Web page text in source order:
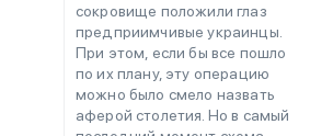
сокровище положили глаз
предприимчивые украинцы.
При этом, если бы все пошло
по их плану, эту операцию
можно было смело назвать
аферой столетия. Но в самый